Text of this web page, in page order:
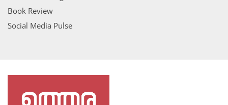
Book Review
Social Media Pulse